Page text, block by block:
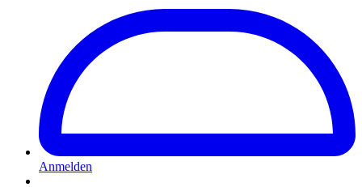
Anmelden